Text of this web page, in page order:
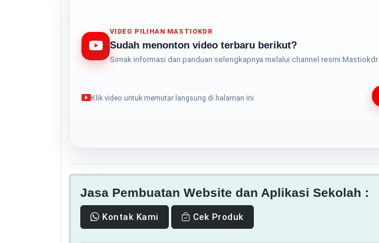
VIDEO PILIHAN MASTIOKDR
Sudah menonton video terbaru berikut?
Simak informasi dan panduan selengkapnya melalui channel resmi Mastiokdr.
Klik video untuk memutar langsung di halaman ini.
Jasa Pembuatan Website dan Aplikasi Sekolah :
Kontak Kami Cek Produk